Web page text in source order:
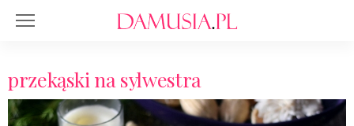
przekąski na sylwestra